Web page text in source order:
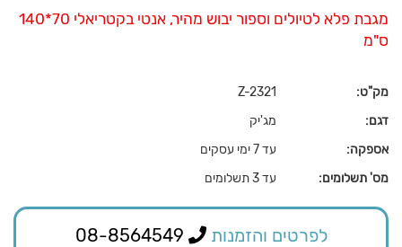
מגבת פלא לטיולים וספור יבוש מהיר, אנטי בקטריאלי 70*140
ס"מ
מק"ט:
Z-2321
דגם:
מג'יק
אספקה:
עד 7 ימי עסקים
מס' תשלומים:
עד 3 תשלומים
לפרטים והזמנות